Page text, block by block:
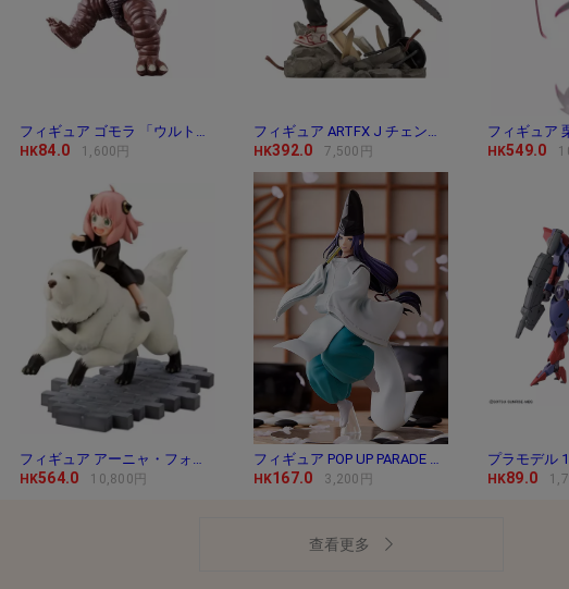
フィギュア ゴモラ 「ウルトラマン」 ウルトラ
HK84.0 1,600円
フィギュア ARTFX J チェンソーマン 「チェンソー
HK392.0 7,500円 HK549.0
フィギュア アーニャ・フォージャー＆ボンド・
HK564.0 10,800円
フィギュア POP UP PARADE 藤原佐為 「ヒカルの碁」
HK167.0 3,200円 HK89.0
查看更多